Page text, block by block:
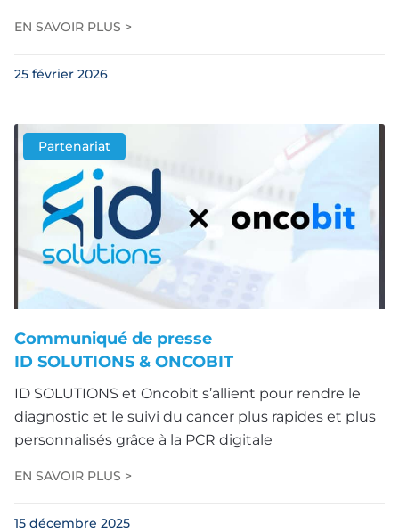
EN SAVOIR PLUS >
25 février 2026
Partenariat
Communiqué de presse
ID SOLUTIONS & ONCOBIT
ID SOLUTIONS et Oncobit s’allient pour rendre le
diagnostic et le suivi du cancer plus rapides et plus
personnalisés grâce à la PCR digitale
EN SAVOIR PLUS >
15 décembre 2025